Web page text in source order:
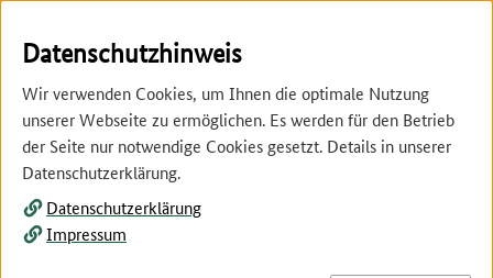
Springe
Hauptnavigation
Springe
InhaltDatenschutzhinweis
Wir verwenden Cookies, um Ihnen die optimale Nutzung
unserer Webseite zu ermöglichen. Es werden für den Betrieb
der Seite nur notwendige Cookies gesetzt. Details in unserer
Datenschutzerklärung.
Datenschutzerklärung
Impressum